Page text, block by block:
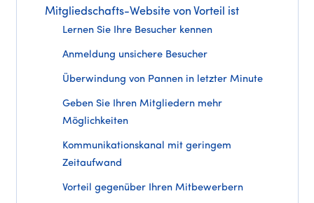
Mitgliedschafts-Website von Vorteil ist
Lernen Sie Ihre Besucher kennen
Anmeldung unsichere Besucher
Überwindung von Pannen in letzter Minute
Geben Sie Ihren Mitgliedern mehr
Möglichkeiten
Kommunikationskanal mit geringem
Zeitaufwand
Vorteil gegenüber Ihren Mitbewerbern